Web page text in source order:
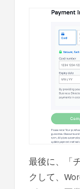
最後に、「
クして、